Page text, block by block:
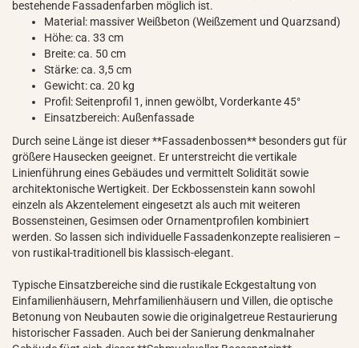
bestehende Fassadenfarben möglich ist.
Material: massiver Weißbeton (Weißzement und Quarzsand)
Höhe: ca. 33 cm
Breite: ca. 50 cm
Stärke: ca. 3,5 cm
Gewicht: ca. 20 kg
Profil: Seitenprofil 1, innen gewölbt, Vorderkante 45°
Einsatzbereich: Außenfassade
Durch seine Länge ist dieser **Fassadenbossen** besonders gut für
größere Hausecken geeignet. Er unterstreicht die vertikale
Linienführung eines Gebäudes und vermittelt Solidität sowie
architektonische Wertigkeit. Der Eckbossenstein kann sowohl
einzeln als Akzentelement eingesetzt als auch mit weiteren
Bossensteinen, Gesimsen oder Ornamentprofilen kombiniert
werden. So lassen sich individuelle Fassadenkonzepte realisieren –
von rustikal-traditionell bis klassisch-elegant.
Typische Einsatzbereiche sind die rustikale Eckgestaltung von
Einfamilienhäusern, Mehrfamilienhäusern und Villen, die optische
Betonung von Neubauten sowie die originalgetreue Restaurierung
historischer Fassaden. Auch bei der Sanierung denkmalnaher